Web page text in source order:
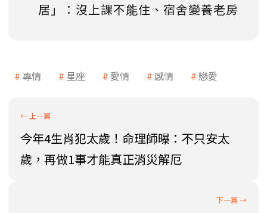
居」：沒上課不能住、宿舍變養老房
專情 星座 愛情 感情 戀愛
今年4生肖犯太歲！命理師曝：不只安太
歲，再做1事才能真正消災解厄